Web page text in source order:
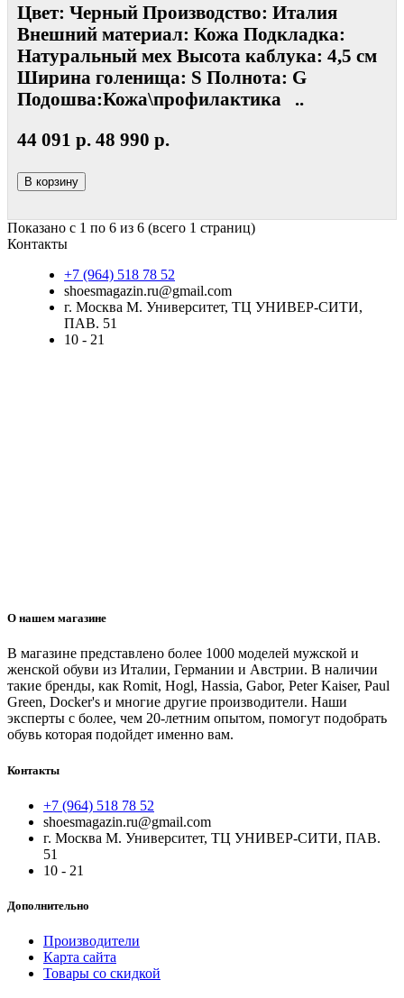
Цвет: Черный Производство: Италия
Внешний материал: Кожа Подкладка:
Натуральный мех Высота каблука: 4,5 см
Ширина голенища: S Полнота: G
Подошва:Кожа\профилактика ..
44 091 р. 48 990 р.
В корзину
Показано с 1 по 6 из 6 (всего 1 страниц)
Контакты
+7 (964) 518 78 52
shoesmagazin.ru@gmail.com
г. Москва М. Университет, ТЦ УНИВЕР-СИТИ,
ПАВ. 51
10 - 21
О нашем магазине
В магазине представлено более 1000 моделей мужской и
женской обуви из Италии, Германии и Австрии. В наличии
такие бренды, как Romit, Hogl, Hassia, Gabor, Peter Kaiser, Paul
Green, Docker's и многие другие производители. Наши
эксперты с более, чем 20-летним опытом, помогут подобрать
обувь которая подойдет именно вам.
Контакты
+7 (964) 518 78 52
shoesmagazin.ru@gmail.com
г. Москва М. Университет, ТЦ УНИВЕР-СИТИ, ПАВ.
51
10 - 21
Дополнительно
Производители
Карта сайта
Товары со скидкой